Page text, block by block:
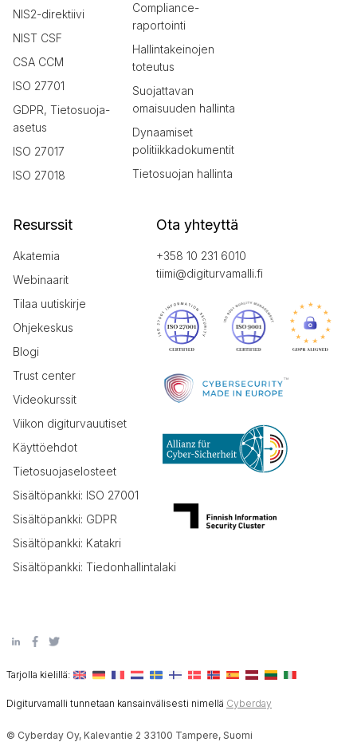
NIS2-direktiivi
NIST CSF
CSA CCM
ISO 27701
GDPR, Tietosuoja-
asetus
ISO 27017
ISO 27018
Compliance-
raportointi
Hallintakeinojen
toteutus
Suojattavan
omaisuuden hallinta
Dynaamiset
politiikkadokumentit
Tietosuojan hallinta
Resurssit
Akatemia
Webinaarit
Tilaa uutiskirje
Ohjekeskus
Blogi
Trust center
Videokurssit
Viikon digiturvauutiset
Käyttöehdot
Tietosuojaselosteet
Sisältöpankki: ISO 27001
Sisältöpankki: GDPR
Sisältöpankki: Katakri
Sisältöpankki: Tiedonhallintalaki
Ota yhteyttä
+358 10 231 6010
tiimi@digiturvamalli.fi
Tarjolla kielillä:
Digiturvamalli tunnetaan kansainvälisesti nimellä Cyberday
© Cyberday Oy, Kalevantie 2 33100 Tampere, Suomi